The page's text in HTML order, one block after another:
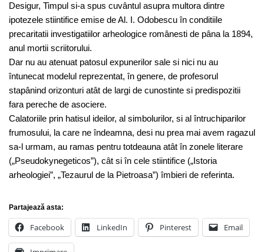
Desigur, Timpul si-a spus cuvântul asupra multora dintre
ipotezele stiintifice emise de Al. I. Odobescu în conditiile
precaritatii investigatiilor arheologice românesti de pâna la 1894,
anul mortii scriitorului.
Dar nu au atenuat patosul expunerilor sale si nici nu au
întunecat modelul reprezentat, în genere, de profesorul
stapânind orizonturi atât de largi de cunostinte si predispozitii
fara pereche de asociere.
Calatoriile prin hatisul ideilor, al simbolurilor, si al întruchiparilor
frumosului, la care ne îndeamna, desi nu prea mai avem ragazul
sa-l urmam, au ramas pentru totdeauna atât în zonele literare
(„Pseudokynegeticos”), cât si în cele stiintifice („Istoria
arheologiei”, „Tezaurul de la Pietroasa”) îmbieri de referinta.
Partajează asta:
Facebook LinkedIn Pinterest Email